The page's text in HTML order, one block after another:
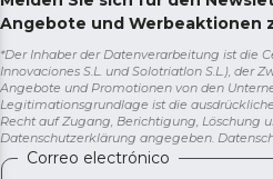
Angebote und Werbeaktionen
*Der Inhaber der Datenverarbeitung ist die
Innovaciones S.L. und Solotriatlon S.L.), der
Angebote und Promotionen von den
Legitimationsgrundlage ist die
Recht auf Zugang, Berichtigung, Löschung
Datenschutzerklärung angegeben.
Correo electrónico